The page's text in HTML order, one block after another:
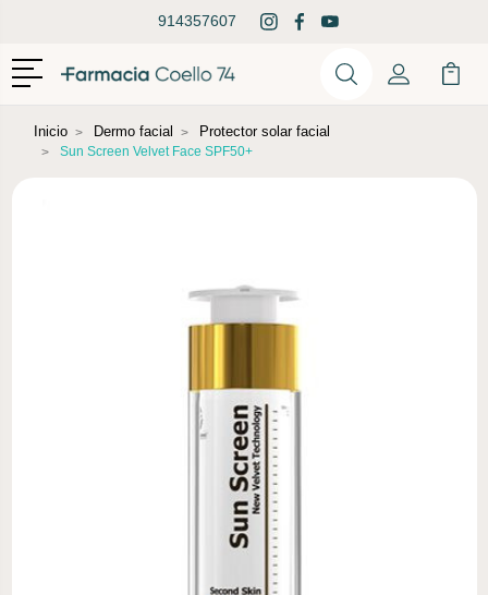
914357607
Menú
BuscarMi Cuenta
Mi
Inicio Dermo facial Protector solar facial
Sun Screen Velvet Face SPF50+